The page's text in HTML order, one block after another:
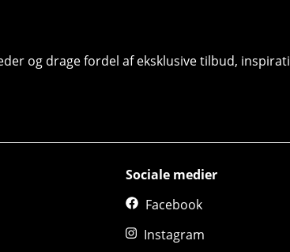
og drage fordel af eksklusive tilbud,
Sociale medier
Facebook
Instagram